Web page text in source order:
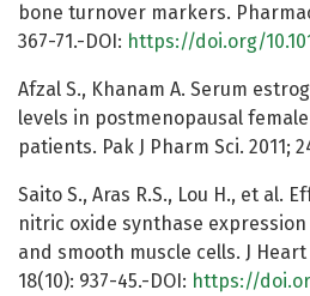
bone turnover markers.
367-71.-DOI: https://doi.org/
Afzal S., Khanam A. Serum
levels in postmenopausal
patients. Pak J Pharm Sci. 2011;
Saito S., Aras R.S., Lou H., et al.
nitric oxide synthase
and smooth muscle cells. J
18(10): 937-45.-DOI: https://